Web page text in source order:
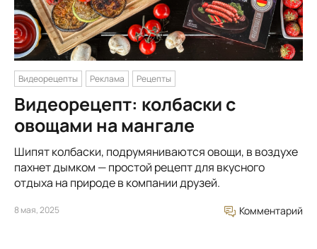
Видеорецепты Реклама Рецепты
Видеорецепт: колбаски с
овощами на мангале
Шипят колбаски, подрумяниваются овощи, в воздухе
пахнет дымком — простой рецепт для вкусного
отдыха на природе в компании друзей.
8 мая, 2025 Комментарий